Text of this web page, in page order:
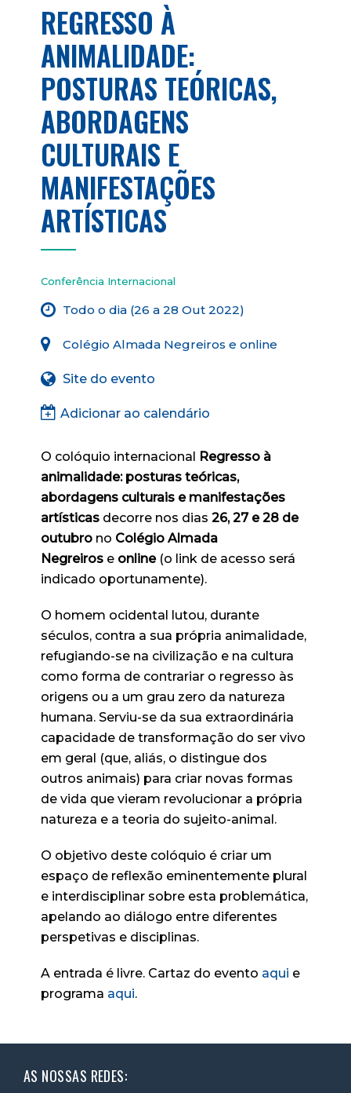
REGRESSO À
ANIMALIDADE:
POSTURAS TEÓRICAS,
ABORDAGENS
CULTURAIS E
MANIFESTAÇÕES
ARTÍSTICAS
Conferência Internacional
Todo o dia (26 a 28 Out 2022)
Colégio Almada Negreiros e online
Site do evento
Adicionar ao calendário
O colóquio internacional Regresso à
animalidade: posturas teóricas,
abordagens culturais e manifestações
artísticas decorre nos dias26, 27 e 28 de
outubro no Colégio Almada
Negreiros e online(o link de acesso será
indicado oportunamente).
O homem ocidental lutou, durante
séculos, contra a sua própria animalidade,
refugiando-se na civilização e na cultura
como forma de contrariar o regresso às
origens ou a um grau zero da natureza
humana. Serviu-se da sua extraordinária
capacidade de transformação do ser vivo
em geral (que, aliás, o distingue dos
outros animais) para criar novas formas
de vida que vieram revolucionar a própria
natureza e a teoria do sujeito-animal.
O objetivo deste colóquio é criar um
espaço de reflexão eminentemente plural
e interdisciplinar sobre esta problemática,
apelando ao diálogo entre diferentes
perspetivas e disciplinas.
A entrada é livre. Cartaz do evento aqui e
programa aqui.
AS NOSSAS REDES: